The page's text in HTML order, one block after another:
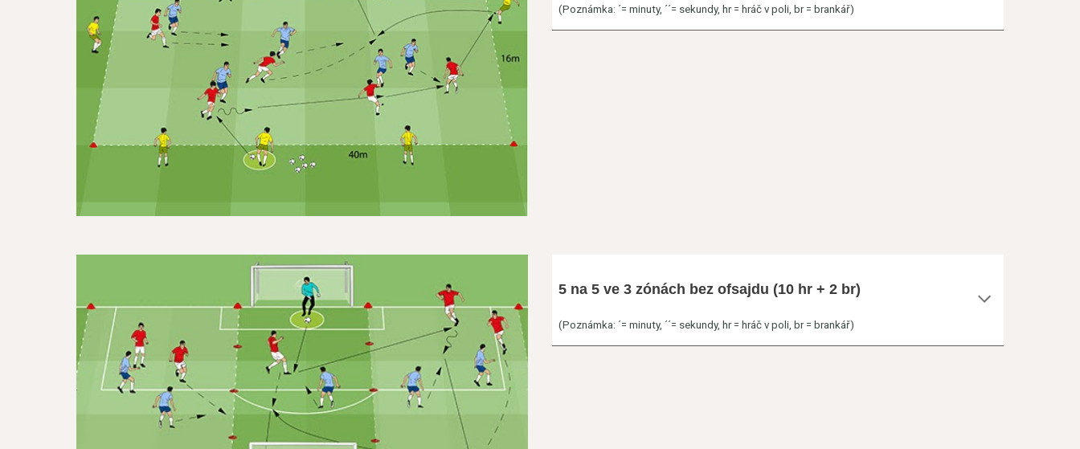
(Poznámka: ´= minuty, ´´= sekundy, hr = hráč v poli, br = brankář)
5 na 5 ve 3 zónách bez ofsajdu (10 hr + 2 br)
(Poznámka: ´= minuty, ´´= sekundy, hr = hráč v poli, br = brankář)